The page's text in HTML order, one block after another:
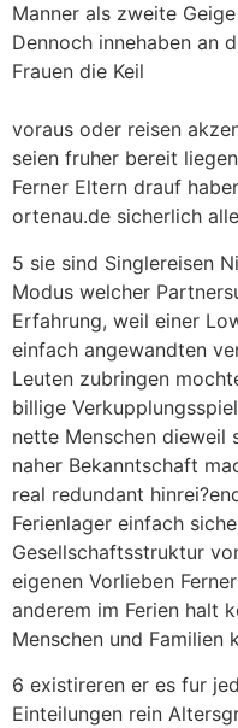
Manner als zweite
Dennoch innehaben an
Frauen die Keil
voraus oder reisen
seien fruher bereit
Ferner Eltern drauf
ortenau.de sicherlich
5 sie sind Singlereisen
Modus welcher
Erfahrung, weil einer
einfach angewandten
Leuten zubringen
billige
nette Menschen dieweil
naher Bekanntschaft
real redundant
Ferienlager einfach
Gesellschaftsstruktur
eigenen Vorlieben
anderem im Ferien halt
Menschen und Familien
6 existireren er es fur
Einteilungen rein